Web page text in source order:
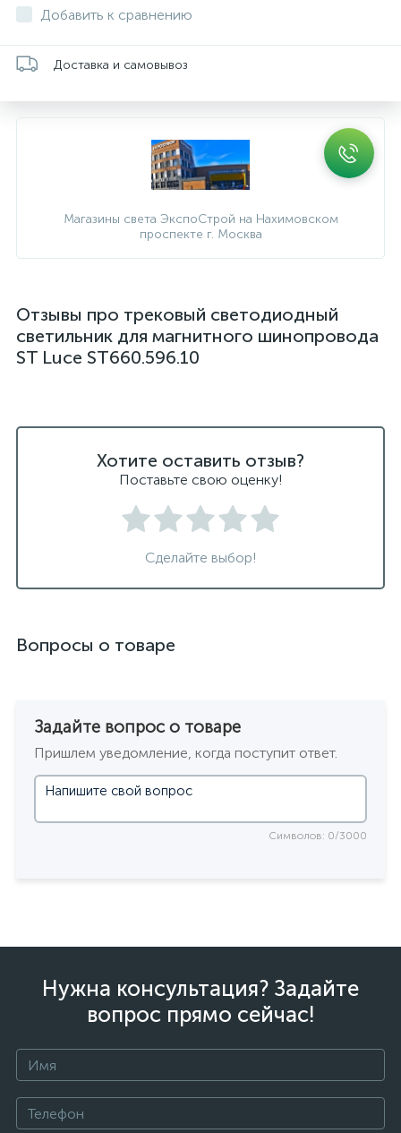
Добавить к сравнению
Доставка и самовывоз
Магазины света ЭкспоСтрой на Нахимовском
проспекте г. Москва
Отзывы про трековый светодиодный
светильник для магнитного шинопровода
ST Luce ST660.596.10
Хотите оставить отзыв?
Поставьте свою оценку!
Сделайте выбор!
Вопросы о товаре
Задайте вопрос о товаре
Пришлем уведомление, когда поступит ответ.
Символов: 0/3000
Нужна консультация? Задайте
вопрос прямо сейчас!